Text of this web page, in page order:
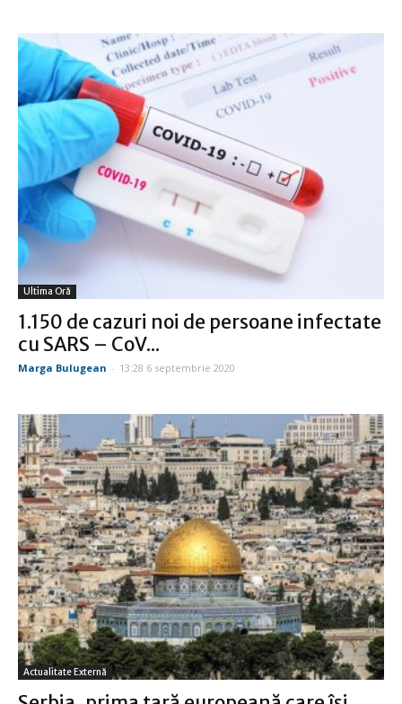
Ultima Oră
1.150 de cazuri noi de persoane infectate
cu SARS – CoV...
Marga Bulugean - 13:28 6 septembrie 2020
Actualitate Externă